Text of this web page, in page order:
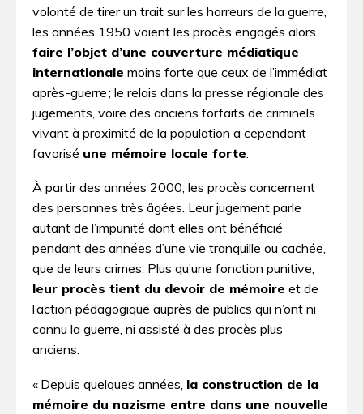
volonté de tirer un trait sur les horreurs de la guerre,
les années 1950 voient les procès engagés alors
faire l’objet d’une couverture médiatique
internationale moins forte que ceux de l’immédiat
après-guerre ; le relais dans la presse régionale des
jugements, voire des anciens forfaits de criminels
vivant à proximité de la population a cependant
favorisé une mémoire locale forte
À partir des années 2000, les procès concernent
des personnes très âgées. Leur jugement parle
autant de l’impunité dont elles ont bénéficié
pendant des années d’une vie tranquille ou cachée,
que de leurs crimes. Plus qu’une fonction punitive,
leur procès tient du devoir de mémoire et de
l’action pédagogique auprès de publics qui n’ont ni
connu la guerre, ni assisté à des procès plus
anciens.
« Depuis quelques années, la construction de la
mémoire du nazisme entre dans une nouvelle